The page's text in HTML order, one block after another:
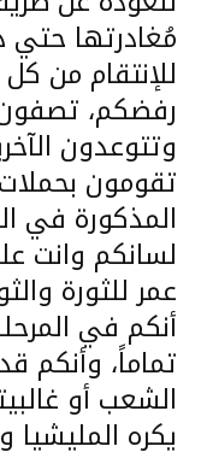
مُغادرتها حتي
للإنتقام من
رفضكم،
وتتوعدون
تقومون بحملات
المذكورة في
لسانكم وانت
عمر للثورة
أنكم في
تماماً، وأنكم
الشعب أو
يكره